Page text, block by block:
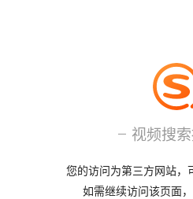
视频搜
您的访问为第三方网站，
如需继续访问该页面